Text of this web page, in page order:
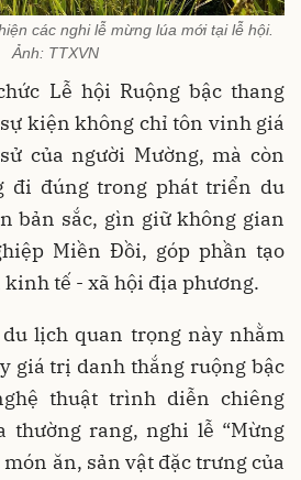
các nghi lễ mừng lúa mới tại lễ hội.
Ảnh: TTXVN
Lễ hội Ruộng bậc thang
kiện không chỉ tôn vinh giá
của người Mường, mà còn
đi đúng trong phát triển du
bản sắc, gìn giữ không gian
Miền Đồi, góp phần tạo
tế - xã hội địa phương.
lịch quan trọng này nhằm
giá trị danh thắng ruộng bậc
thuật trình diễn chiêng
thường rang, nghi lễ “Mừng
ăn, sản vật đặc trưng của